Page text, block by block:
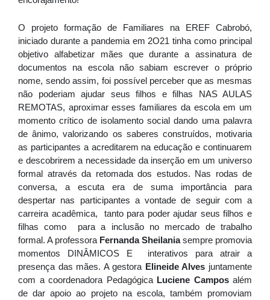
O projeto formação de Familiares na EREF Cabrobó,
iniciado durante a pandemia em 2O21 tinha como principal
objetivo alfabetizar mães que durante a assinatura de
documentos na escola não sabiam escrever o próprio
nome, sendo assim, foi possível perceber que as mesmas
não poderiam ajudar seus filhos e filhas NAS AULAS
REMOTAS, aproximar esses familiares da escola em um
momento crítico de isolamento social dando uma palavra
de ânimo, valorizando os saberes construídos, motivaria
as participantes a acreditarem na educação e continuarem
e descobrirem a necessidade da inserção em um universo
formal através da retomada dos estudos. Nas rodas de
conversa, a escuta era de suma importância para
despertar nas participantes a vontade de seguir com a
carreira acadêmica,  tanto para poder ajudar seus filhos e
filhas como  para a inclusão no mercado de trabalho
formal. A professora Fernanda Sheilania sempre promovia
momentos DINÂMICOS E  interativos para atrair a
presença das mães. A gestora Elineide Alves juntamente
com a coordenadora Pedagógica Luciene Campos além
de dar apoio ao projeto na escola, também promoviam